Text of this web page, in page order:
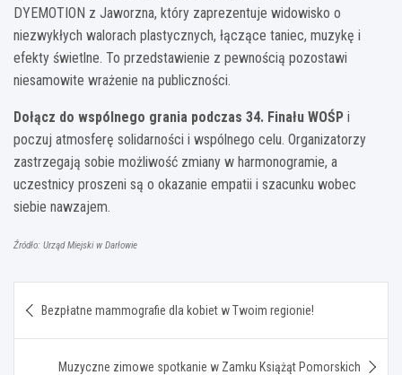
DYEMOTION z Jaworzna, który zaprezentuje widowisko o
niezwykłych walorach plastycznych, łączące taniec, muzykę i
efekty świetlne. To przedstawienie z pewnością pozostawi
niesamowite wrażenie na publiczności.
Dołącz do wspólnego grania podczas 34. Finału WOŚP i
poczuj atmosferę solidarności i wspólnego celu. Organizatorzy
zastrzegają sobie możliwość zmiany w harmonogramie, a
uczestnicy proszeni są o okazanie empatii i szacunku wobec
siebie nawzajem.
Źródło: Urząd Miejski w Darłowie
wpisu
Bezpłatne mammografie dla kobiet w Twoim regionie!
Muzyczne zimowe spotkanie w Zamku Książąt Pomorskich